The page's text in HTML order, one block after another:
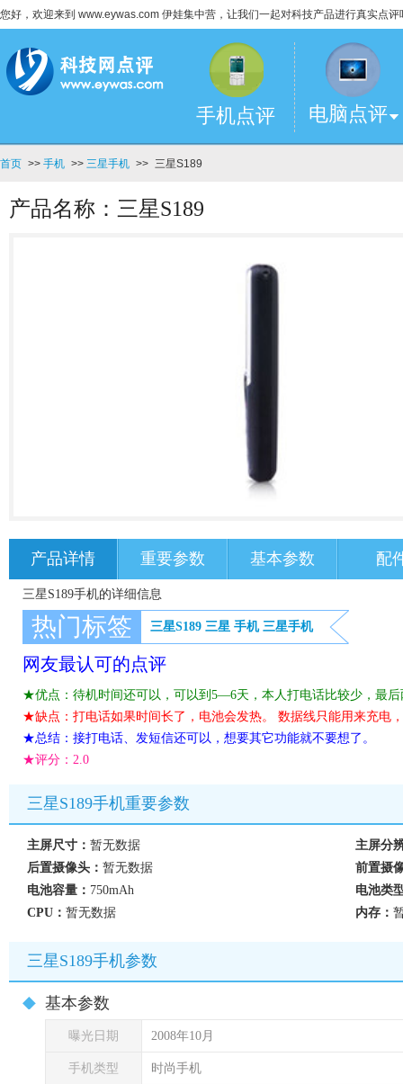
您好，欢迎来到 www.eywas.com 伊娃集中营，让我们一起对科技产品进行真实点评
手机点评 电脑点评
首页 >> 手机 >> 三星手机 >> 三星S189
产品名称：三星S189
产品详情 重要参数 基本参数 配
三星S189手机的详细信息
热门标签 三星S189 三星 手机 三星手机
网友最认可的点评
★优点：待机时间还可以，可以到5—6天，本人打电话比较少，最后
★缺点：打电话如果时间长了，电池会发热。 数据线只能用来充电
★总结：接打电话、发短信还可以，想要其它功能就不要想了。
★评分： 2.0
三星S189手机重要参数
主屏尺寸： 暂无数据
主屏分
后置摄像头： 暂无数据
前置摄
电池容量： 750mAh
电池类
CPU： 暂无数据 内存：
三星S189手机参数
基本参数
曝光日期 2008年10月
手机类型 时尚手机